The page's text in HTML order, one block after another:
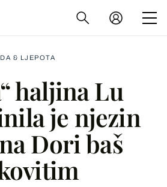
& LJEPOTA
haljina Lu
je njezin
Dori baš